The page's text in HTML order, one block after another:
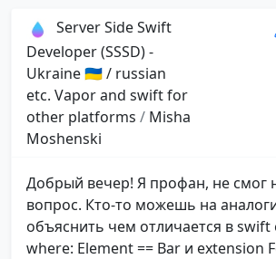
Server Side Swift
Developer (SSSD) -
Ukraine 🇺🇦 / russian
etc. Vapor and swift for
other platforms / Misha
Moshenski
Добрый вечер! Я профан, не смог
вопрос. Кто-то можешь на
объяснить чем отличается в swift
where: Element == Bar и extension